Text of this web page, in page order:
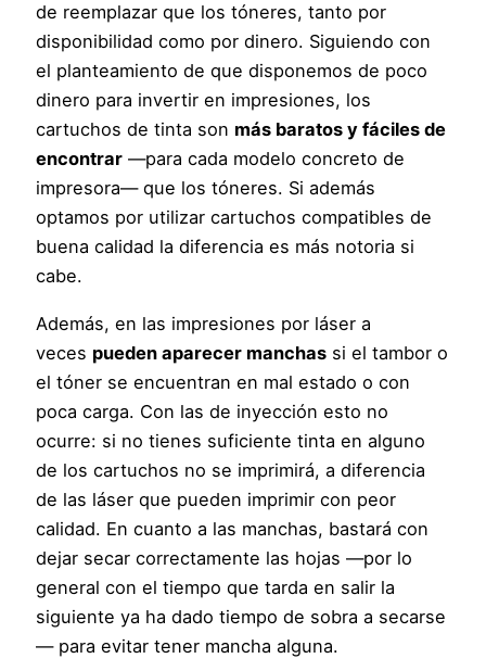
de reemplazar que los tóneres, tanto por
disponibilidad como por dinero. Siguiendo con
el planteamiento de que disponemos de poco
dinero para invertir en impresiones, los
cartuchos de tinta son más baratos y fáciles de
encontrar —para cada modelo concreto de
impresora— que los tóneres. Si además
optamos por utilizar cartuchos compatibles de
buena calidad la diferencia es más notoria si
cabe.
Además, en las impresiones por láser a
veces pueden aparecer manchas si el tambor o
el tóner se encuentran en mal estado o con
poca carga. Con las de inyección esto no
ocurre: si no tienes suficiente tinta en alguno
de los cartuchos no se imprimirá, a diferencia
de las láser que pueden imprimir con peor
calidad. En cuanto a las manchas, bastará con
dejar secar correctamente las hojas —por lo
general con el tiempo que tarda en salir la
siguiente ya ha dado tiempo de sobra a secarse
— para evitar tener mancha alguna.